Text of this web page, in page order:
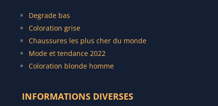
Degrade bas
Coloration grise
Chaussures les plus cher du monde
Mode et tendance 2022
Coloration blonde homme
INFORMATIONS DIVERSES